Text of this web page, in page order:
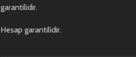
garantilidir.
Hesap garantilidir.